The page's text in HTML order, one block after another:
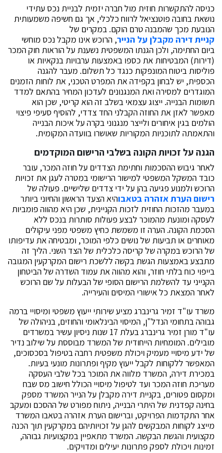
כניסה להתקשרות חוזית מול חברה יזמית לבניית נכס עתידי
נושאת בחובה פוטנציאל לרווח כלכלי, אך גם חשיפה משמעותית
הנובעת מכך שהמבנה טרם הוקם. במקרים של
קניית דירה מקבלן על הנייר, הרוכש אינו מקבל נכס מוחשי
ביום החתימה, ולכן הגנתו המשפטית נשענת על הוראות חוק המכר
(דירות) המבטיחות את כספו באמצעות ערבויות בנקאיות או
פוליסות ביטוח המונפקות כנגד כל תשלום. מעבר להגנה
הכספית, יש לבחון בקפידה את המפרט הטכני, את לוחות הזמנים
המוגדרים למסירה ואת המנגנונים לעדכון המחיר בהתאם למדד
תשומות הבנייה. ייצוג עצמאי בשלב זה הוא קריטי, שכן הוא
מאפשר לאזן את החוזה הקבלני החד צדדי, להוסיף סעיפי פיצוי
הולמים בגין איחורים ולייצר מנגנוני בקרה על איכות הבנייה
והתאמתה לתוכניות המקוריות שאושרו בוועדה המקומית.
הגנה על זכויות הקונה בשלבי הרישום המוקדמים
לאחר גיבוש ההסכמות וחתימת הצדדים על חוזה המכר, עובר
כובד המשקל המשפטי למישור הרישומי במטרה לעגן את זכויות
הרוכש ולמנוע פגיעה בהן על ידי צדדים שלישיים. פעולה של
רישום הערת אזהרה בטאבוהיא הצעד הראשון והחיוני ביותר
במעבר מהזכות החוזית לזכות הקניינית, שכן היא מהווה פומביות
לעסקה ומונעת מהמוכר לבצע פעולות סותרות בנכס ללא
הסכמת הקונה. הערה זו משמשת כחיץ משפטי מפני עיקולים
מאוחרים או תביעות של נושים כלפי המוכר, ומבטיחה את עדיפותו
של הרוכש במקרה של קריסה כלכלית של הצד השני. הליך זה
מתבצע באמצעות הגשת בקשה ללשכת רישום המקרקעין המגובה
בייפוי כוח בלתי חוזר, והוא מהווה את עמוד השדרה של הביטחון
הקנייני עד להשלמת הרישום הסופי של הבעלות על שם הרוכש
לאחר המצאת כל אישורי המיסים והעירייה.
משרד עו"ד זמיר גרינברג מציע שירותי ייעוץ משפטי ומיסויי ברמה
גבוהה בתחומי הנדל"ן, המיסוי הבינלאומי והחוזים, בניהולה של
עו"ד מורן זמיר גרינברג בעלת 17 שנות ניסיון עשיר במשרדים
מובילים. המומחיות הייחודית של המשרד מבוססת על שילוב נדיר
של ידע מיסויי מעמיק ויכולת משפטית רחבה בטיפול בסכסוכים,
המאפשר ללקוחות לקבל ייעוץ מקיף ופתרונות מונעי בעיות.
במכירת דירה, המשרד מלווה את המוכר בכל שלבי העסקה
מעריכת חוזה המכר ועד לטיפול מיסויי הכולל חישוב מס שבח
ומקסום פטורים, בקניית דירה מקבלן על הנייר המשרד מספק
בחינה קפדנית של היתרי הבנייה, ניתוח מפורט של ההסכם ומעקב
אחר התקדמות הפרויקט, וברישום הערת אזהרה בטאבו המשרד
מייצג לקוחות המבקשים להגן על זכויותיהם במקרקעין תוך הכנה
מקצועית והגשת הבקשה. המשרד מתאפיין במקצועיות גבוהה,
זמינות ויכולת לספק פתרונות יעילים ומדויקים.